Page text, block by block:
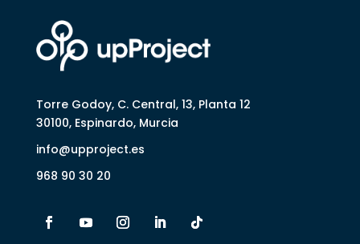
Torre Godoy, C. Central, 13, Planta 12
30100, Espinardo, Murcia
info@upproject.es
968 90 30 20